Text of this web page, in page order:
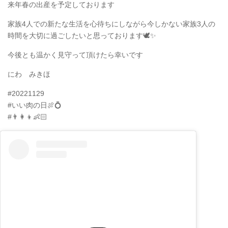
来年春の出産を予定しております
家族4人での新たな生活を心待ちにしながら今しかない家族3人の
時間を大切に過ごしたいと思っております🕊✨
今後とも温かく見守って頂けたら幸いです
にわ みきほ
#20221129
#いい肉の日🍖💍
#👨‍👩‍👦👶🏻